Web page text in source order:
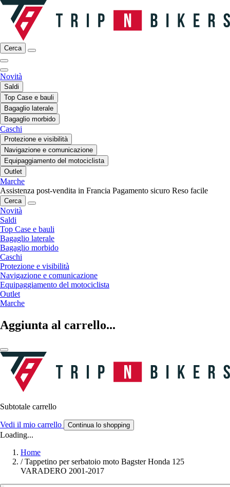
Cerca
Novità
Saldi
Top Case e bauli
Bagaglio laterale
Bagaglio morbido
Caschi
Protezione e visibilità
Navigazione e comunicazione
Equipaggiamento del motociclista
Outlet
Marche
Assistenza post-vendita in Francia Pagamento sicuro Reso facile
Cerca
Novità
Saldi
Top Case e bauli
Bagaglio laterale
Bagaglio morbido
Caschi
Protezione e visibilità
Navigazione e comunicazione
Equipaggiamento del motociclista
Outlet
Marche
Aggiunta al carrello...
Subtotale carrello
Vedi il mio carrello Continua lo shopping
Loading...
Home
/ Tappetino per serbatoio moto Bagster Honda 125
VARADERO 2001-2017